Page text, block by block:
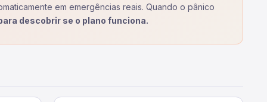
em emergências reais. Quando o pânico
descobrir se o plano funciona.